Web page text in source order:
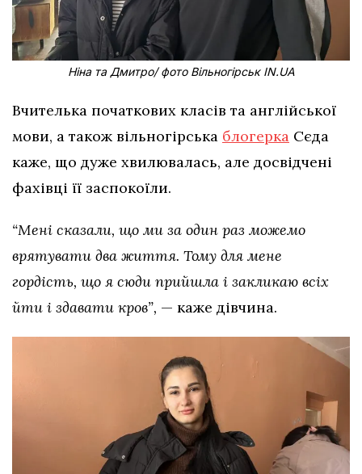
Ніна та Дмитро/ фото Вільногірськ IN.UA
Вчителька початкових класів та англійської
мови, а також вільногірська блогерка Сєда
каже, що дуже хвилювалась, але досвідчені
фахівці її заспокоїли.
“Мені сказали, що ми за один раз можемо
врятувати два життя. Тому для мене
гордість, що я сюди прийшла і закликаю всіх
йти і здавати кров”, — каже дівчина.